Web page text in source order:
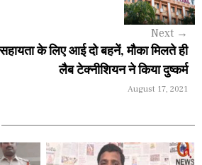
Next →
के लिए आई दो बहनें, मौका मिलते ही
लैब टेक्नीशियन ने किया दुष्कर्म
August 17, 2021